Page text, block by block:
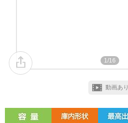
1/16
動画あり